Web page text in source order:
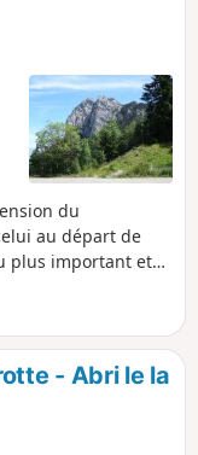
du
au départ de
plus important et
aussi sublime
toujours
- Abri le la